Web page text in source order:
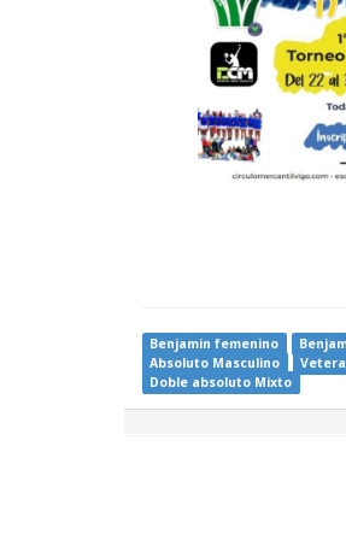
Benjamin femenino
Absoluto Masculino
Doble absoluto Mixto